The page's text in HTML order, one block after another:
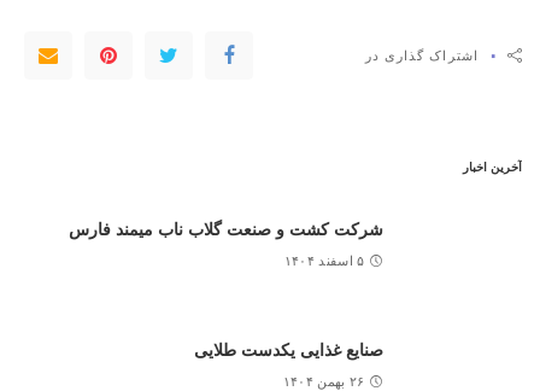
۰ اشتراک گذاری در
آخرین اخبار
شرکت کشت و صنعت گلاب ناب میمند فارس
۵ اسفند ۱۴۰۴
صنایع غذایی یکدست طلایی
۲۶ بهمن ۱۴۰۴